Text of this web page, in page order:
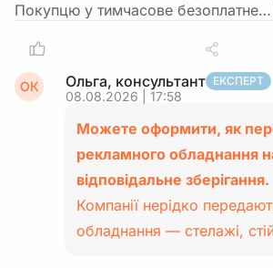
Покупцю у тимчасове безоплатне…
ОК Ольга, консультант ЕКСПЕРТ
08.08.2026 | 17:58
Можете оформити, як
рекламного обладнання
відповідальне зберігання.
Компанії нерідко
обладнання — стелажі,